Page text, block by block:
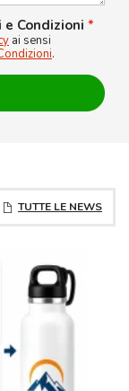
Condizioni *
ai sensi
.
TUTTE LE NEWS